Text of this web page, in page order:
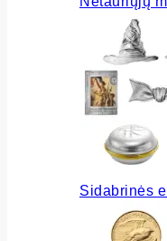
Sidabrinės